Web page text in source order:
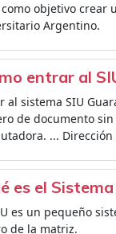
objetivo crear
Argentino.
entrar al
al sistema SIU
de documento
... Dirección
es el Sistema
es un pequeño
de la matriz.